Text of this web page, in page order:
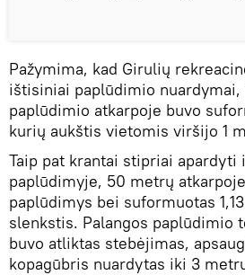
Pažymima, kad Girulių
ištisiniai paplūdimio nuardymai,
paplūdimio atkarpoje buvo
kurių aukštis vietomis viršijo 1
Taip pat krantai stipriai apardyti
paplūdimyje, 50 metrų
paplūdimys bei suformuotas
slenkstis. Palangos paplūdimio
buvo atliktas stebėjimas,
kopagūbris nuardytas iki 3